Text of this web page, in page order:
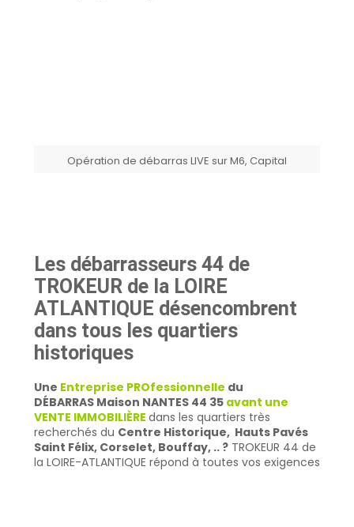
Opération de débarras LIVE sur M6, Capital
Les débarrasseurs 44 de
TROKEUR de la LOIRE
ATLANTIQUE désencombrent
dans tous les quartiers
historiques
Une Entreprise PROfessionnelle du
DÉBARRAS Maison NANTES 44 35 avant une
VENTE IMMOBILIÈRE dans les quartiers très
recherchés du Centre Historique, Hauts Pavés
Saint Félix, Corselet, Bouffay, .. ? TROKEUR 44 de
la LOIRE-ATLANTIQUE répond à toutes vos exigences